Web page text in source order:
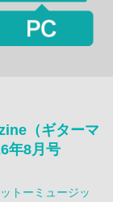
（ギターマ
年8月号
トーミュージッ